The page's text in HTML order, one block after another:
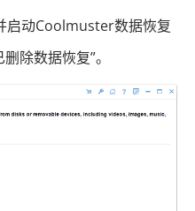
启动Coolmuster数据恢复
除数据恢复”。